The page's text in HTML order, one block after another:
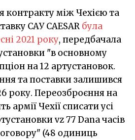
контракту між Чехією та
САУ CAESAR була
2021 року, передбачала
"в основному
на 12 артустановок.
та поставки залишився
року. Переозброєння на
армії Чехії списати усі
vz 77 Dana часів
(48 одиниць